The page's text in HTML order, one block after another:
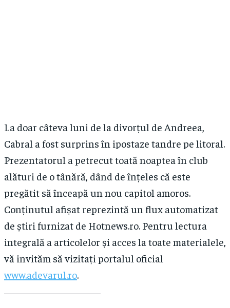
La doar câteva luni de la divorțul de Andreea,
Cabral a fost surprins în ipostaze tandre pe litoral.
Prezentatorul a petrecut toată noaptea în club
alături de o tânără, dând de înțeles că este
pregătit să înceapă un nou capitol amoros.
Conținutul afișat reprezintă un flux automatizat
de știri furnizat de Hotnews.ro. Pentru lectura
integrală a articolelor și acces la toate materialele,
vă invităm să vizitați portalul oficial
www.adevarul.ro.